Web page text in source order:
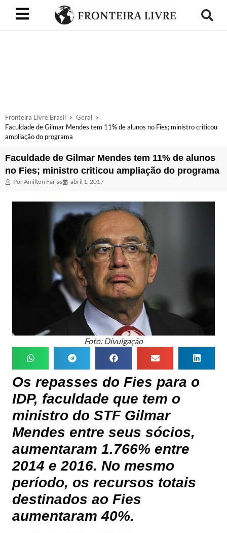
Fronteira Livre Brasil
Geral
Faculdade de Gilmar Mendes tem 11% de alunos no Fies; ministro criticou
ampliação do programa
Faculdade de Gilmar Mendes tem 11% de alunos
no Fies; ministro criticou ampliação do programa
PorAmilton Farias abril 1, 2017
Foto: Divulgação
Os repasses do Fies para o
IDP, faculdade que tem o
ministro do STF Gilmar
Mendes entre seus sócios,
aumentaram 1.766% entre
2014 e 2016. No mesmo
período, os recursos totais
destinados ao Fies
aumentaram 40%.